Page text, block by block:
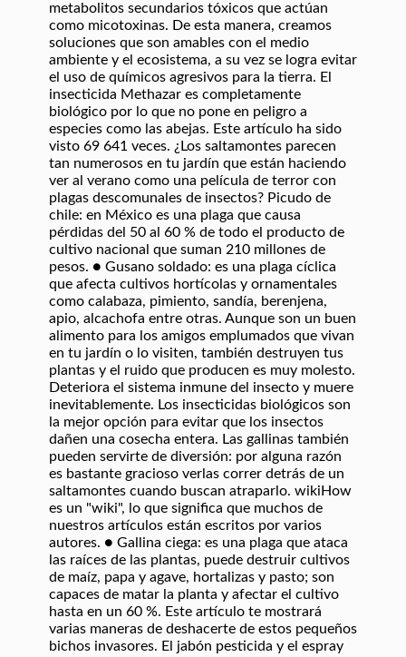
metabolitos secundarios tóxicos que actúan
como micotoxinas. De esta manera, creamos
soluciones que son amables con el medio
ambiente y el ecosistema, a su vez se logra evitar
el uso de químicos agresivos para la tierra. El
insecticida Methazar es completamente
biológico por lo que no pone en peligro a
especies como las abejas. Este artículo ha sido
visto 69 641 veces. ¿Los saltamontes parecen
tan numerosos en tu jardín que están haciendo
ver al verano como una película de terror con
plagas descomunales de insectos? Picudo de
chile: en México es una plaga que causa
pérdidas del 50 al 60 % de todo el producto de
cultivo nacional que suman 210 millones de
pesos. ● Gusano soldado: es una plaga cíclica
que afecta cultivos hortícolas y ornamentales
como calabaza, pimiento, sandía, berenjena,
apio, alcachofa entre otras. Aunque son un buen
alimento para los amigos emplumados que vivan
en tu jardín o lo visiten, también destruyen tus
plantas y el ruido que producen es muy molesto.
Deteriora el sistema inmune del insecto y muere
inevitablemente. Los insecticidas biológicos son
la mejor opción para evitar que los insectos
dañen una cosecha entera. Las gallinas también
pueden servirte de diversión: por alguna razón
es bastante gracioso verlas correr detrás de un
saltamontes cuando buscan atraparlo. wikiHow
es un "wiki", lo que significa que muchos de
nuestros artículos están escritos por varios
autores. ● Gallina ciega: es una plaga que ataca
las raíces de las plantas, puede destruir cultivos
de maíz, papa y agave, hortalizas y pasto; son
capaces de matar la planta y afectar el cultivo
hasta en un 60 %. Este artículo te mostrará
varias maneras de deshacerte de estos pequeños
bichos invasores. El jabón pesticida y el espray